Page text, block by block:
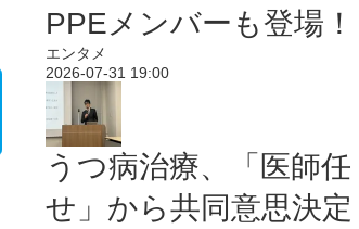
PPEメンバーも登場！
エンタメ
2026-07-31 19:00
うつ病治療、「医師任
せ」から共同意思決定